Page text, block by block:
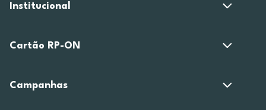
Institucional
Cartão RP-ON
Campanhas